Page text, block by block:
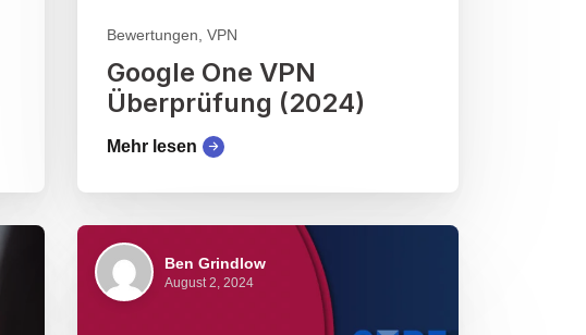
Bewertungen, VPN
Google One VPN
Überprüfung (2024)
Mehr lesen
Ben Grindlow
August 2, 2024